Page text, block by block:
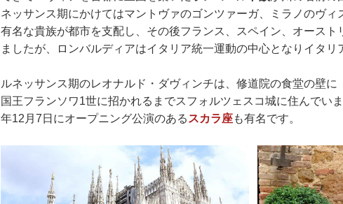
ネッサンス期にかけてはマントヴァのゴンツァーガ、ミラノのヴ
有名な貴族が都市を支配し、その後フランス、スペイン、オースト
ましたが、ロンバルディアはイタリア統一運動の中心となりイタリ
ルネッサンス期のレオナルド・ダヴィンチは、修道院の食堂の壁に
国王フランソワ1世に招かれるまでスフォルツェスコ城に住んでい
年12月7日にオープニング公演のあるスカラ座も有名です。